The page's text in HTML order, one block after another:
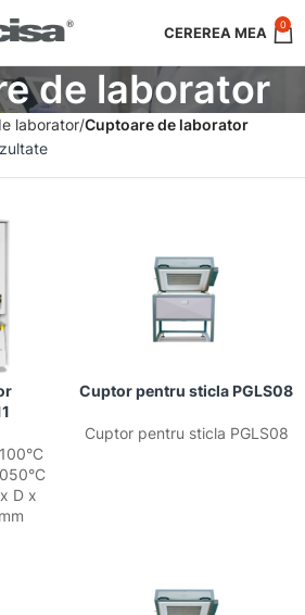
0
de laborator
laborator Cuptoare de laborator
D x
Cuptor pentru sticla PGLS08
Cuptor pentru sticla PGLS08